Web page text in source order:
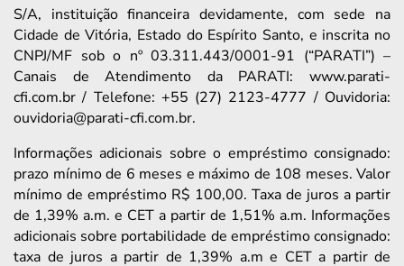
S/A, instituição financeira devidamente, com sede na
Cidade de Vitória, Estado do Espírito Santo, e inscrita no
CNPJ/MF sob o nº 03.311.443/0001-91 (“PARATI”) –
Canais de Atendimento da PARATI: www.parati-
cfi.com.br / Telefone: +55 (27) 2123-4777 / Ouvidoria:
ouvidoria@parati-cfi.com.br.
Informações adicionais sobre o empréstimo consignado:
prazo mínimo de 6 meses e máximo de 108 meses. Valor
mínimo de empréstimo R$ 100,00. Taxa de juros a partir
de 1,39% a.m. e CET a partir de 1,51% a.m. Informações
adicionais sobre portabilidade de empréstimo consignado:
taxa de juros a partir de 1,39% a.m e CET a partir de